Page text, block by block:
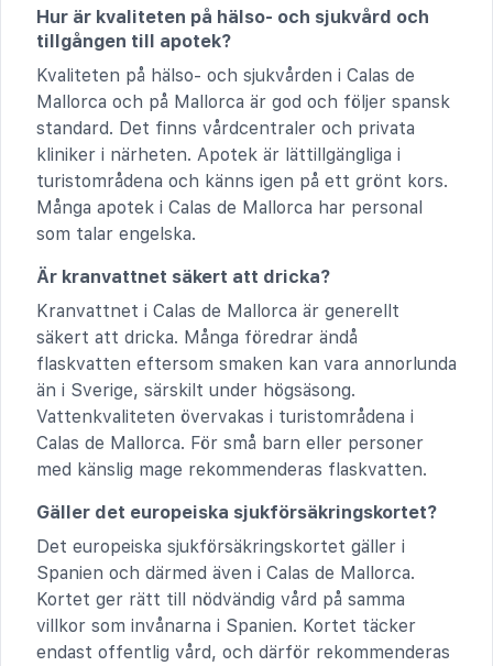
Hur är kvaliteten på hälso- och sjukvård och
tillgången till apotek?
Kvaliteten på hälso- och sjukvården i Calas de
Mallorca och på Mallorca är god och följer spansk
standard. Det finns vårdcentraler och privata
kliniker i närheten. Apotek är lättillgängliga i
turistområdena och känns igen på ett grönt kors.
Många apotek i Calas de Mallorca har personal
som talar engelska.
Är kranvattnet säkert att dricka?
Kranvattnet i Calas de Mallorca är generellt
säkert att dricka. Många föredrar ändå
flaskvatten eftersom smaken kan vara annorlunda
än i Sverige, särskilt under högsäsong.
Vattenkvaliteten övervakas i turistområdena i
Calas de Mallorca. För små barn eller personer
med känslig mage rekommenderas flaskvatten.
Gäller det europeiska sjukförsäkringskortet?
Det europeiska sjukförsäkringskortet gäller i
Spanien och därmed även i Calas de Mallorca.
Kortet ger rätt till nödvändig vård på samma
villkor som invånarna i Spanien. Kortet täcker
endast offentlig vård, och därför rekommenderas